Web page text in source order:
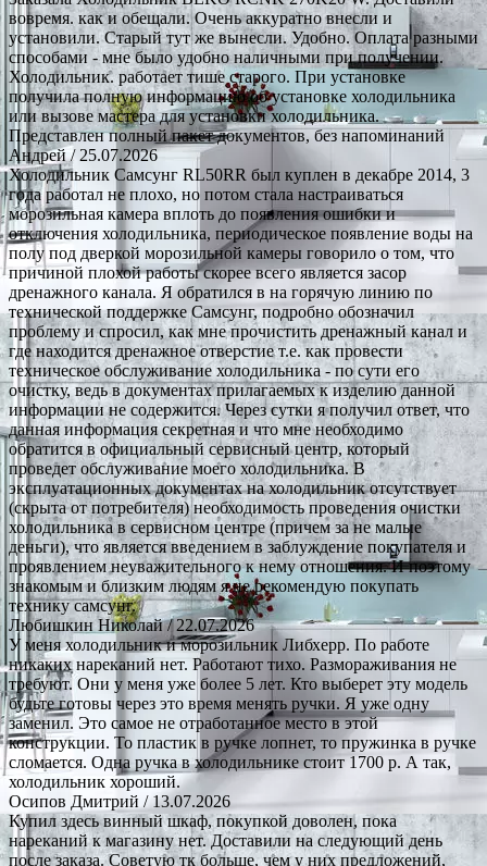
вовремя. как и обещали. Очень аккуратно внесли и
установили. Старый тут же вынесли. Удобно. Оплата разными
способами - мне было удобно наличными при получении.
Холодильник. работает тише старого. При установке
получила полную информацию об установке холодильника
или вызове мастера для установки холодильника.
Представлен полный пакет документов, без напоминаний
Андрей/ 25.07.2026
Холодильник Самсунг RL50RR был куплен в декабре 2014, 3
года работал не плохо, но потом стала настраиваться
морозильная камера вплоть до появления ошибки и
отключения холодильника, периодическое появление воды на
полу под дверкой морозильной камеры говорило о том, что
причиной плохой работы скорее всего является засор
дренажного канала. Я обратился в на горячую линию по
технической поддержке Самсунг, подробно обозначил
проблему и спросил, как мне прочистить дренажный канал и
где находится дренажное отверстие т.е. как провести
техническое обслуживание холодильника - по сути его
очистку, ведь в документах прилагаемых к изделию данной
информации не содержится. Через сутки я получил ответ, что
данная информация секретная и что мне необходимо
обратится в официальный сервисный центр, который
проведет обслуживание моего холодильника. В
эксплуатационных документах на холодильник отсутствует
(скрыта от потребителя) необходимость проведения очистки
холодильника в сервисном центре (причем за не малые
деньги), что является введением в заблуждение покупателя и
проявлением неуважительного к нему отношения. И поэтому
знакомым и близким людям я не рекомендую покупать
технику самсунг.
Любишкин Николай/ 22.07.2026
У меня холодильник и морозильник Либхерр. По работе
никаких нареканий нет. Работают тихо. Размораживания не
требуют. Они у меня уже более 5 лет. Кто выберет эту модель
будьте готовы через это время менять ручки. Я уже одну
заменил. Это самое не отработанное место в этой
конструкции. То пластик в ручке лопнет, то пружинка в ручке
сломается. Одна ручка в холодильнике стоит 1700 р. А так,
холодильник хороший.
Осипов Дмитрий / 13.07.2026
Купил здесь винный шкаф, покупкой доволен, пока
нареканий к магазину нет. Доставили на следующий день
после заказа. Советую тк больше, чем у них предложений,